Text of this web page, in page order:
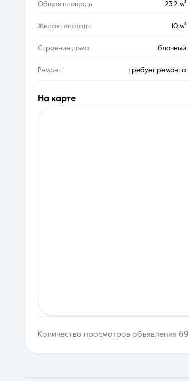
Общая площадь 23.2 м²
Жилая площадь 10 м²
Строение дома блочный
Ремонт требует ремонта
на карте
Количество просмотров объявления 69